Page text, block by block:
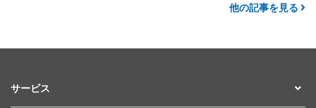
他の記事を見る
サービス